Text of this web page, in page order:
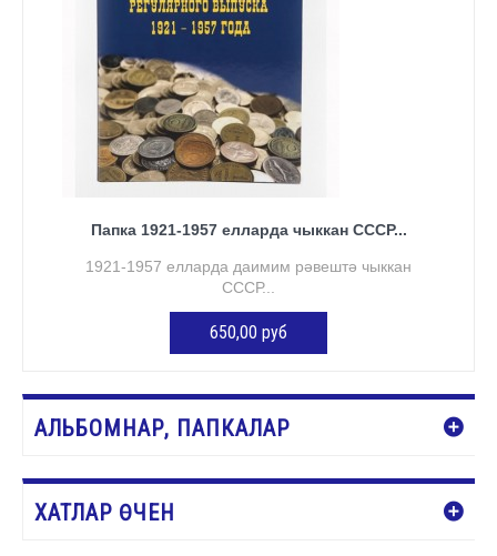
Папка 1921-1957 елларда чыккан СССР...
1921-1957 елларда даимим рәвештә чыккан
СССР...
650,00 руб
АЛЬБОМНАР, ПАПКАЛАР
ХАТЛАР ӨЧЕН